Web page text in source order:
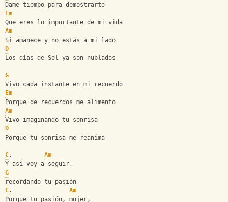
Dame tiempo para demostrarte
Em
Que eres lo importante de mi vida
Am
Si amanece y no estás a mi lado
D
Los días de Sol ya son nublados
G
Vivo cada instante en mi recuerdo
Em
Porque de recuerdos me alimento
Am
Vivo imaginando tu sonrisa
D
Porque tu sonrisa me reanima
C. Am
Y así voy a seguir,
G
recordando tu pasión
C. Am
Porque tu pasión, mujer,